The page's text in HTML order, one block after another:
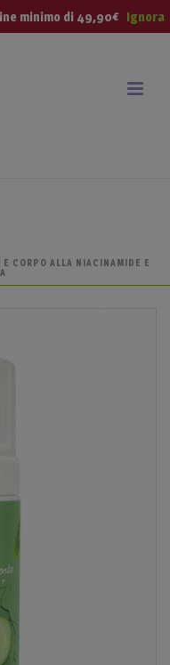
E CORPO ALLA NIACINAMIDE E
minimo di 49,90€ Ignora
check